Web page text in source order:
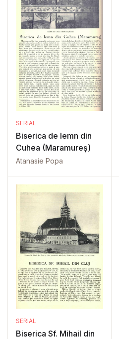
SERIAL
Biserica de lemn din
Cuhea (Maramureș)
Atanasie Popa
SERIAL
Biserica Sf. Mihail din